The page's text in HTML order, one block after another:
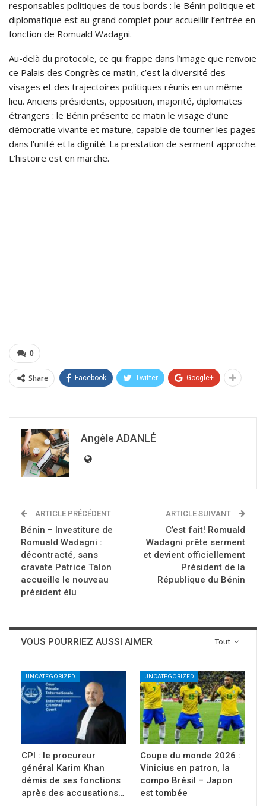
responsables politiques de tous bords : le Bénin politique et
diplomatique est au grand complet pour accueillir l’entrée en
fonction de Romuald Wadagni.
Au-delà du protocole, ce qui frappe dans l’image que renvoie
ce Palais des Congrès ce matin, c’est la diversité des
visages et des trajectoires politiques réunis en un même
lieu. Anciens présidents, opposition, majorité, diplomates
étrangers : le Bénin présente ce matin le visage d’une
démocratie vivante et mature, capable de tourner les pages
dans l’unité et la dignité. La prestation de serment approche.
L’histoire est en marche.
0
Share Facebook Twitter Google+
Angèle ADANLÉ
ARTICLE PRÉCÉDENT
Bénin – Investiture de
Romuald Wadagni :
décontracté, sans
cravate Patrice Talon
accueille le nouveau
président élu
ARTICLE SUIVANT
C’est fait! Romuald
Wadagni prête serment
et devient officiellement
Président de la
République du Bénin
Tout
VOUS POURRIEZ AUSSI AIMER
UNCATEGORIZED
CPI : le procureur
général Karim Khan
démis de ses fonctions
après des accusations…
UNCATEGORIZED
Coupe du monde 2026 :
Vinicius en patron, la
compo Brésil – Japon
est tombée